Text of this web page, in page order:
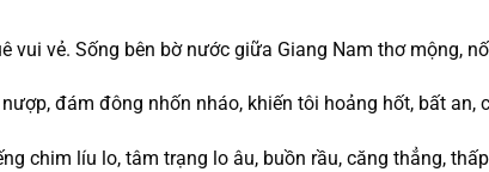
vẻ. Sống bên bờ nước giữa Giang Nam thơ mộng,
đám đông nhốn nháo, khiến tôi hoảng hốt, bất an,
chim líu lo, tâm trạng lo âu, buồn rầu, căng thẳng,